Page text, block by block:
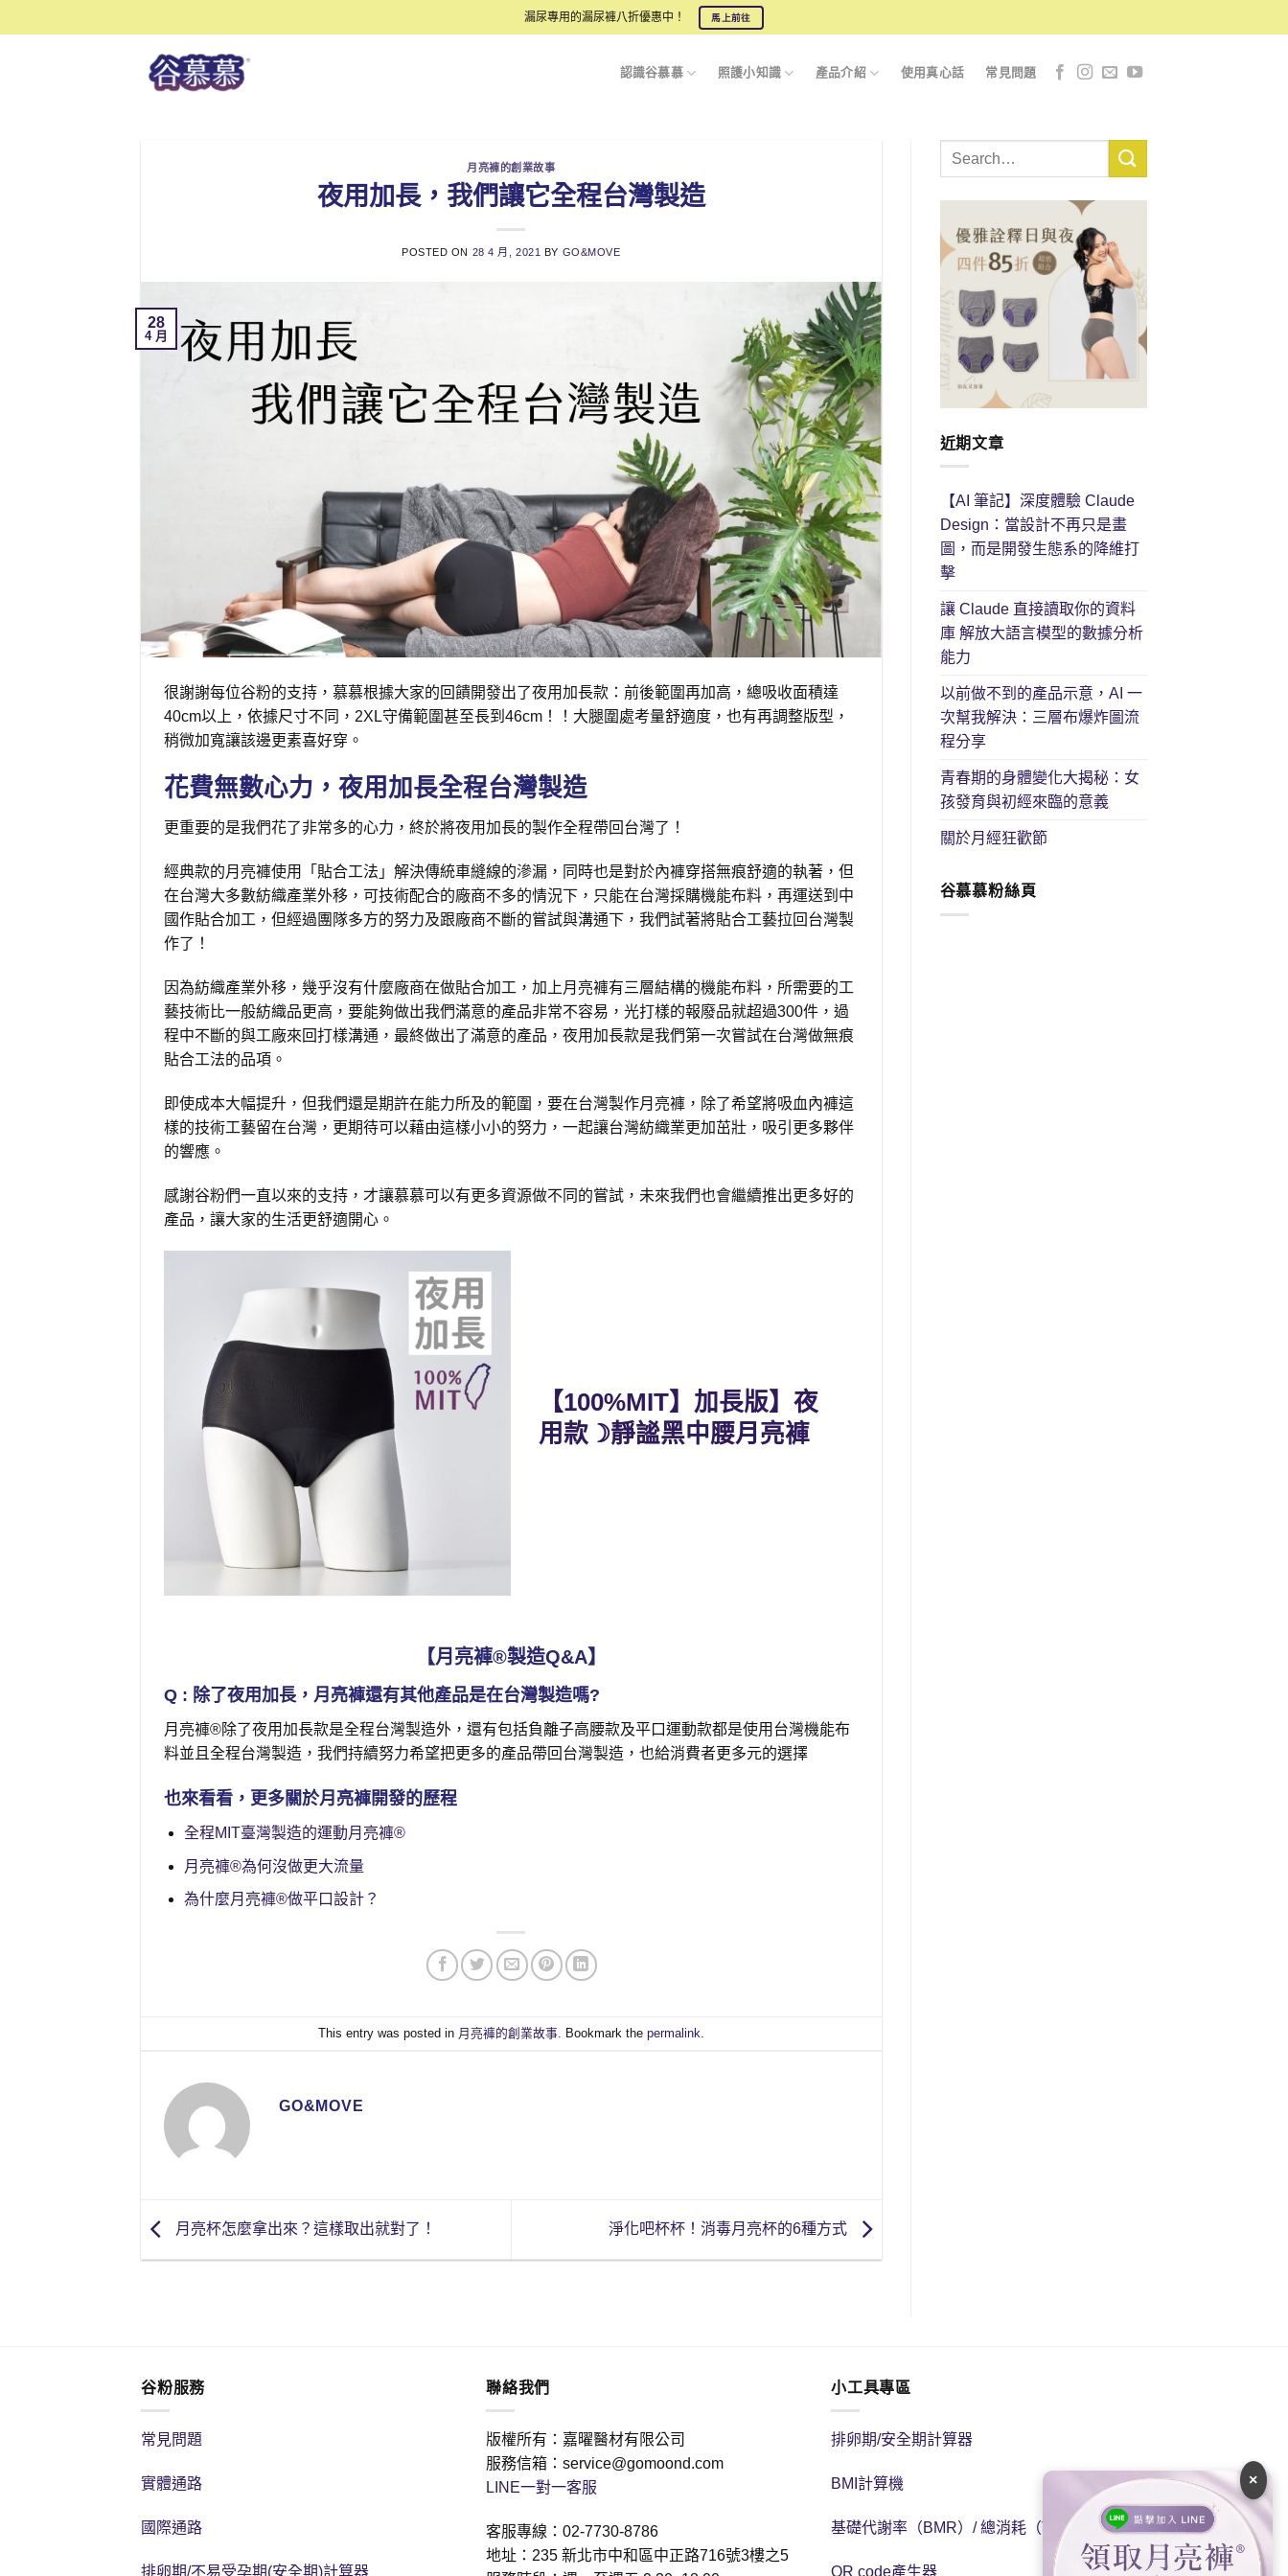
to
漏尿專用的漏尿褲八折優惠中！ 馬上前往
認識谷慕慕 照護小知識 產品介紹 使用真心話 常見問題
月亮褲的創業故事
夜用加長，我們讓它全程台灣製造
POSTED ON 28 4 月, 2021 BY GO&MOVE
28
4 月
很謝謝每位谷粉的支持，慕慕根據大家的回饋開發出了夜用加長款：前後範圍再加高，總吸收面積達
40cm以上，依據尺寸不同，2XL守備範圍甚至長到46cm！！大腿圍處考量舒適度，也有再調整版型，
稍微加寬讓該邊更素喜好穿。
花費無數心力，夜用加長全程台灣製造
更重要的是我們花了非常多的心力，終於將夜用加長的製作全程帶回台灣了！
經典款的月亮褲使用「貼合工法」解決傳統車縫線的滲漏，同時也是對於內褲穿搭無痕舒適的執著，但
在台灣大多數紡織產業外移，可技術配合的廠商不多的情況下，只能在台灣採購機能布料，再運送到中
國作貼合加工，但經過團隊多方的努力及跟廠商不斷的嘗試與溝通下，我們試著將貼合工藝拉回台灣製
作了！
因為紡織產業外移，幾乎沒有什麼廠商在做貼合加工，加上月亮褲有三層結構的機能布料，所需要的工
藝技術比一般紡織品更高，要能夠做出我們滿意的產品非常不容易，光打樣的報廢品就超過300件，過
程中不斷的與工廠來回打樣溝通，最終做出了滿意的產品，夜用加長款是我們第一次嘗試在台灣做無痕
貼合工法的品項。
即使成本大幅提升，但我們還是期許在能力所及的範圍，要在台灣製作月亮褲，除了希望將吸血內褲這
樣的技術工藝留在台灣，更期待可以藉由這樣小小的努力，一起讓台灣紡織業更加茁壯，吸引更多夥伴
的響應。
感謝谷粉們一直以來的支持，才讓慕慕可以有更多資源做不同的嘗試，未來我們也會繼續推出更多好的
產品，讓大家的生活更舒適開心。
【100%MIT】加長版】夜
用款☽靜謐黑中腰月亮褲
【月亮褲®製造Q&A】
Q : 除了夜用加長，月亮褲還有其他產品是在台灣製造嗎?
月亮褲®除了夜用加長款是全程台灣製造外，還有包括負離子高腰款及平口運動款都是使用台灣機能布
料並且全程台灣製造，我們持續努力希望把更多的產品帶回台灣製造，也給消費者更多元的選擇
也來看看，更多關於月亮褲開發的歷程
全程MIT臺灣製造的運動月亮褲®
月亮褲®為何沒做更大流量
為什麼月亮褲®做平口設計？
This entry was posted in 月亮褲的創業故事. Bookmark the permalink
GO&MOVE
月亮杯怎麼拿出來？這樣取出就對了！ 淨化吧杯杯！消毒月亮杯的6種方式
近期文章
【AI 筆記】深度體驗 Claude
Design：當設計不再只是畫
圖，而是開發生態系的降維打
擊
讓 Claude 直接讀取你的資料
庫 解放大語言模型的數據分析
能力
以前做不到的產品示意，AI 一
次幫我解決：三層布爆炸圖流
程分享
青春期的身體變化大揭秘：女
孩發育與初經來臨的意義
關於月經狂歡節
谷慕慕粉絲頁
谷粉服務
常見問題
實體通路
國際通路
排卵期/不易受孕期(安全期)計算器
聯絡我們
版權所有：嘉曜醫材有限公司
服務信箱：service@gomoond.com
LINE一對一客服
客服專線：02-7730-8786
地址：235 新北市中和區中正路716號3樓之5
小工具專區
排卵期/安全期計算器
BMI計算機
基礎代謝率（BMR）/ 總消耗（TDEE）計算機
QR code產生器
×